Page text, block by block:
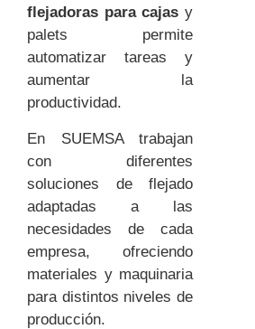
flejadoras para cajas y
palets permite
automatizar tareas y
aumentar la
productividad.
En SUEMSA trabajan
con diferentes
soluciones de flejado
adaptadas a las
necesidades de cada
empresa, ofreciendo
materiales y maquinaria
para distintos niveles de
producción.